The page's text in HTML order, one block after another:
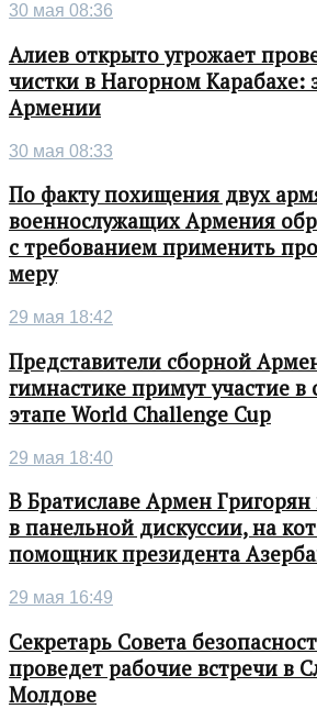
30 мая 08:36
Алиев открыто угрожает
чистки в Нагорном
Армении
30 мая 08:33
По факту похищения двух
военнослужащих Армения
с требованием применить
меру
29 мая 18:42
Представители сборной
гимнастике примут участие
этапе World Challenge Cup
29 мая 18:40
В Братиславе Армен
в панельной дискуссии, на
помощник президента
29 мая 16:49
Секретарь Совета
проведет рабочие встречи в
Молдове